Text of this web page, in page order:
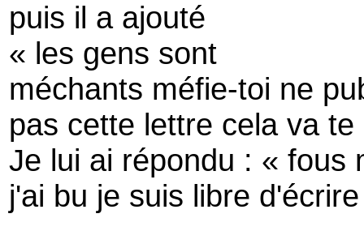
puis il a ajouté
« les gens sont
méchants méfie-toi ne
pas cette lettre cela va
Je lui ai répondu : « fous
j'ai bu je suis libre